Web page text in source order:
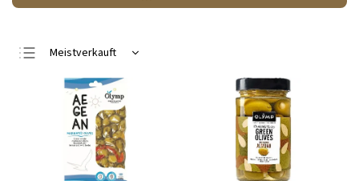
Meistverkauft
Günstigste
Teuerste
Alphabetisch